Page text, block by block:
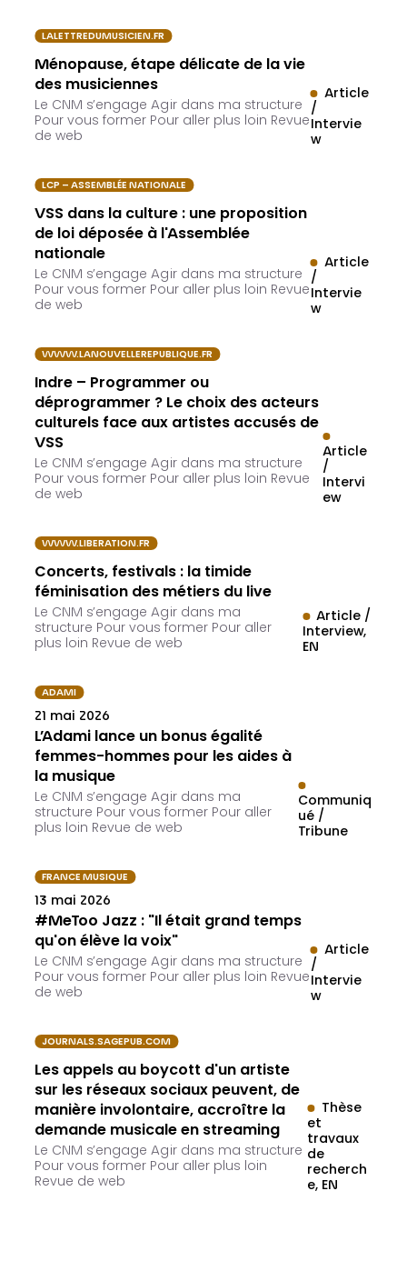
LALETTREDUMUSICIEN.FR
Ménopause, étape délicate de la vie
des musiciennes
Le CNM s’engage Agir dans ma structure
Pour vous former Pour aller plus loin Revue
de web
Article
/
Intervie
w
LCP – ASSEMBLÉE NATIONALE
VSS dans la culture : une proposition
de loi déposée à l'Assemblée
nationale
Le CNM s’engage Agir dans ma structure
Pour vous former Pour aller plus loin Revue
de web
Article
/
Intervie
w
WWW.LANOUVELLEREPUBLIQUE.FR
Indre – Programmer ou
déprogrammer ? Le choix des acteurs
culturels face aux artistes accusés de
VSS
Le CNM s’engage Agir dans ma structure
Pour vous former Pour aller plus loin Revue
de web
Article
/
Intervi
ew
WWW.LIBERATION.FR
Concerts, festivals : la timide
féminisation des métiers du live
Le CNM s’engage Agir dans ma
structure Pour vous former Pour aller
plus loin Revue de web
Article /
Interview
EN
ADAMI
21 mai 2026
L’Adami lance un bonus égalité
femmes-hommes pour les aides à
la musique
Le CNM s’engage Agir dans ma
structure Pour vous former Pour aller
plus loin Revue de web
Communiq
ué /
Tribune
FRANCE MUSIQUE
13 mai 2026
#MeToo Jazz : "Il était grand temps
qu'on élève la voix"
Le CNM s’engage Agir dans ma structure
Pour vous former Pour aller plus loin Revue
de web
Article
/
Intervie
w
JOURNALS.SAGEPUB.COM
Les appels au boycott d'un artiste
sur les réseaux sociaux peuvent, de
manière involontaire, accroître la
demande musicale en streaming
Le CNM s’engage Agir dans ma structure
Pour vous former Pour aller plus loin
Revue de web
Thèse
et
travaux
de
recherch
e EN